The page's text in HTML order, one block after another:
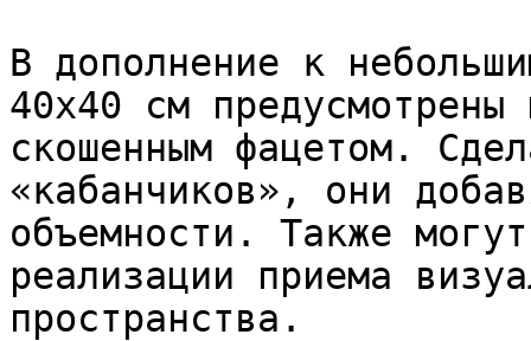
В дополнение к
40х40 см
скошенным фацетом.
«кабанчиков», они
объемности. Также
реализации приема
пространства.